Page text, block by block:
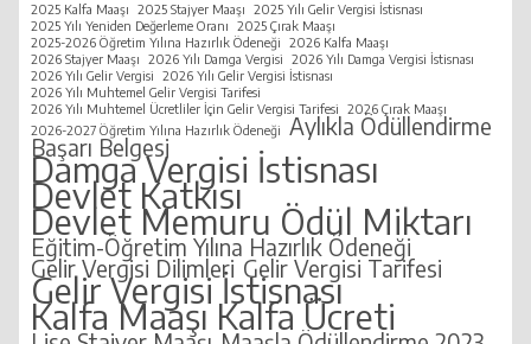
2025 Kalfa Maaşı 2025 Stajyer Maaşı
2025 Yılı Gelir Vergisi İstisnası
2025 Yılı Yeniden Değerleme Oranı
2025 Çırak Maaşı
2025-2026 Öğretim Yılına Hazırlık Ödeneği
2026 Kalfa Maaşı
2026 Stajyer Maaşı
2026 Yılı Damga Vergisi
2026 Yılı Damga Vergisi İstisnası
2026 Yılı Gelir Vergisi
2026 Yılı Gelir Vergisi İstisnası
2026 Yılı Muhtemel Gelir Vergisi Tarifesi
2026 Yılı Muhtemel Ücretliler İçin Gelir Vergisi Tarifesi
2026 Çırak Maaşı
2026-2027 Öğretim Yılına Hazırlık Ödeneği
Aylıkla Ödüllendirme
Başarı Belgesi
Damga Vergisi İstisnası
Devlet Katkısı
Devlet Memuru Ödül Miktarı
Eğitim-Öğretim Yılına Hazırlık Ödeneği
Gelir Vergisi Dilimleri Gelir Vergisi Tarifesi
Gelir Vergisi İstisnası
Kalfa Maaşı Kalfa Ücreti